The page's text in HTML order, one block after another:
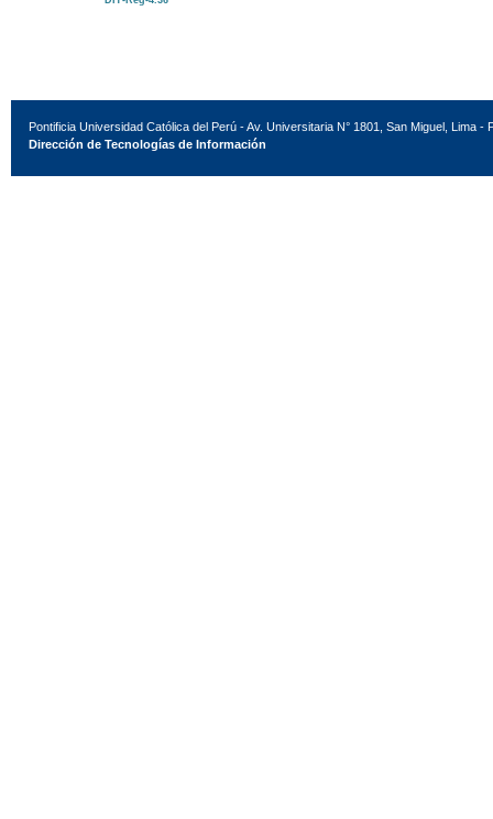
Pontificia Universidad Católica del Perú - Av. Universitaria N° 1801, San Miguel, Lima -
Dirección de Tecnologías de Información